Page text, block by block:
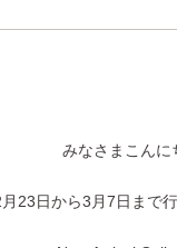
みなさまこん
月23日から3月7日まで